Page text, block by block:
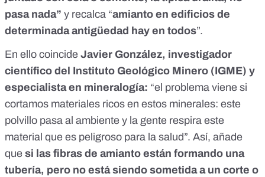
pasa nada” y recalca “amianto en edificios de
determinada antigüedad hay en todos”.
En ello coincide Javier González, investigador
científico del Instituto Geológico Minero (IGME) y
especialista en mineralogía: “el problema viene si
cortamos materiales ricos en estos minerales: este
polvillo pasa al ambiente y la gente respira este
material que es peligroso para la salud”. Así, añade
que si las fibras de amianto están formando una
tubería, pero no está siendo sometida a un corte o